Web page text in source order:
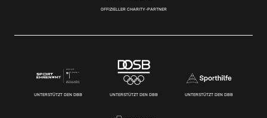
OFFIZIELLER CHARITY-PARTNER
UNTERSTÜTZT DEN DBB UNTERSTÜTZT DEN DBB UNTERSTÜTZT DEN DBB